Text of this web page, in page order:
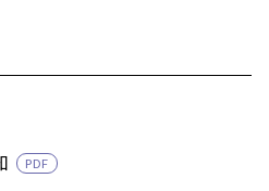
PDF